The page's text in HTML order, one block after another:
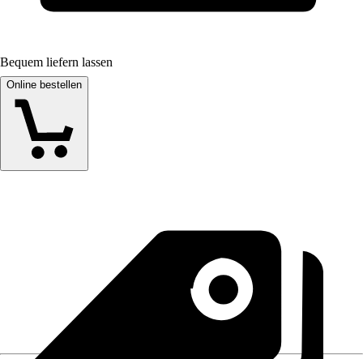
Bequem liefern lassen
Online bestellen